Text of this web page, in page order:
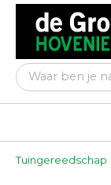
Tuingereedschap